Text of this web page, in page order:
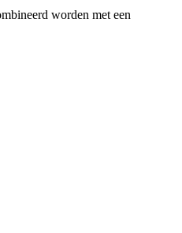
worden met een